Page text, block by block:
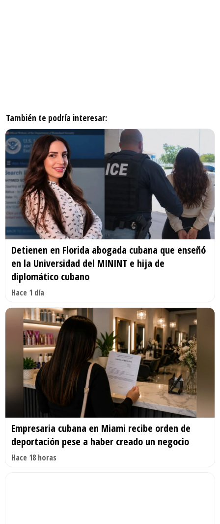
También te podría interesar:
Detienen en Florida abogada cubana que enseñó
en la Universidad del MININT e hija de
diplomático cubano
Hace 1 día
Empresaria cubana en Miami recibe orden de
deportación pese a haber creado un negocio
Hace 18 horas